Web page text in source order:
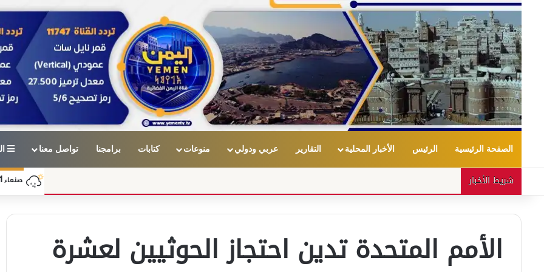
الصفحة الرئيسية الرئيس الأخبار المحلية التقارير عربي ودولي منوعات كتابات برامجنا تواصل معنا
شريط الأخبار صنعاء
الأمم المتحدة تدين احتجاز الحوثيين لعشرة